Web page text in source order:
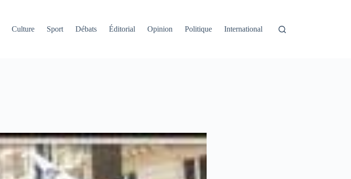
Culture Sport Débats Éditorial Opinion Politique International